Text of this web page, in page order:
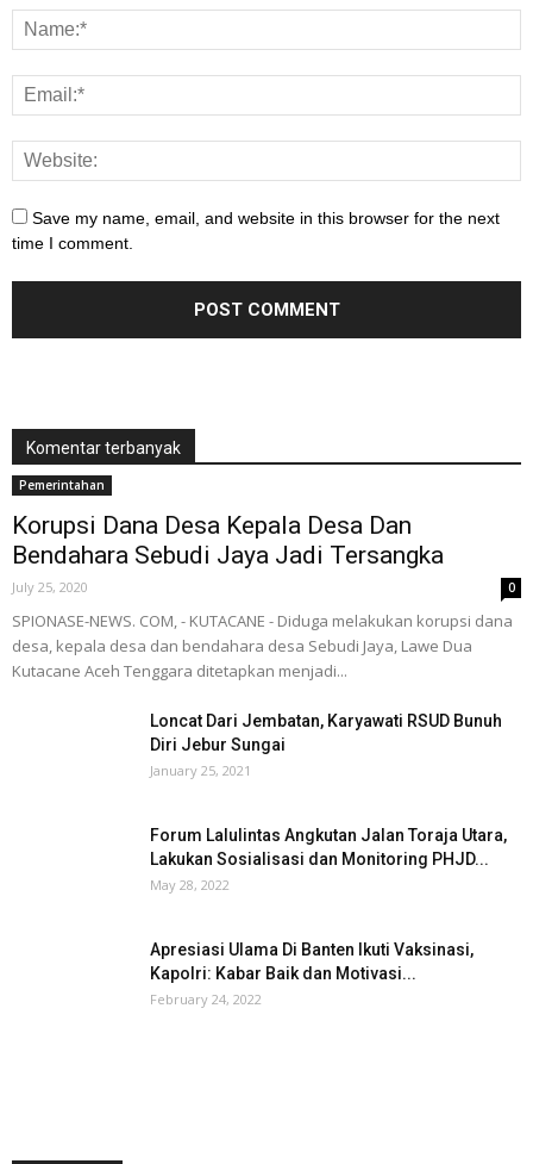
Save my name, email, and website in this browser for the next
time I comment.
Komentar terbanyak
Pemerintahan
Korupsi Dana Desa Kepala Desa Dan
Bendahara Sebudi Jaya Jadi Tersangka
July 25, 2020 0
SPIONASE-NEWS. COM, - KUTACANE - Diduga melakukan korupsi dana
desa, kepala desa dan bendahara desa Sebudi Jaya, Lawe Dua
Kutacane Aceh Tenggara ditetapkan menjadi...
Loncat Dari Jembatan, Karyawati RSUD Bunuh
Diri Jebur Sungai
January 25, 2021
Forum Lalulintas Angkutan Jalan Toraja Utara,
Lakukan Sosialisasi dan Monitoring PHJD...
May 28, 2022
Apresiasi Ulama Di Banten Ikuti Vaksinasi,
Kapolri: Kabar Baik dan Motivasi...
February 24, 2022